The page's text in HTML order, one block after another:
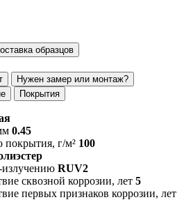
образцов
Нужен замер или монтаж?
Покрытия
0.45
покрытия, г/м² 100
RUV2
сквозной коррозии, лет 5
первых признаков коррозии, лет